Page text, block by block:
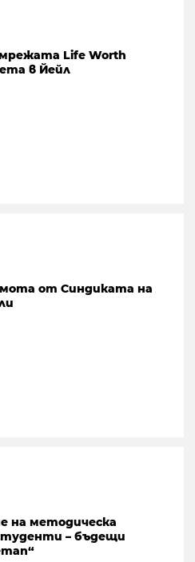
Life Worth
в Йейл
от Синдиката на
на методическа
– бъдещи